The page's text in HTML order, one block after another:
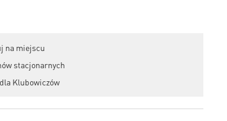
na miejscu
stacjonarnych
Klubowiczów